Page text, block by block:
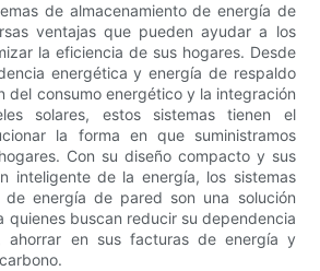
de almacenamiento de energía de
ventajas que pueden ayudar a los
la eficiencia de sus hogares. Desde
energética y energía de respaldo
del consumo energético y la integración
solares, estos sistemas tienen el
la forma en que suministramos
Con su diseño compacto y sus
inteligente de la energía, los sistemas
de energía de pared son una solución
quienes buscan reducir su dependencia
ahorrar en sus facturas de energía y